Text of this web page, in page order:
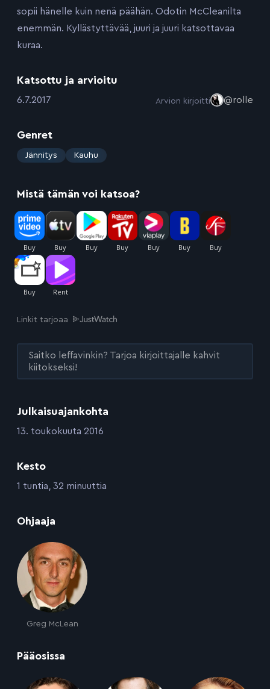
Julkaisuajankohta
:13. toukokuuta 2016
Kesto
:1 tuntia, 32 minuuttia
Ohjaaja
Greg McLean
Pääosissa
sopii hänelle kuin nenä päähän. Odotin McCleanilta
enemmän. Kyllästyttävää, juuri ja juuri katsottavaa
kuraa.
Katsottu ja arvioitu
:6.7.2017 Arvion kirjoitti @rolle
Genret
: Jännitys Kauhu
Mistä tämän voi katsoa?
Linkit tarjoaa
Saitko leffavinkin? Tarjoa kirjoittajalle kahvit
kiitokseksi!